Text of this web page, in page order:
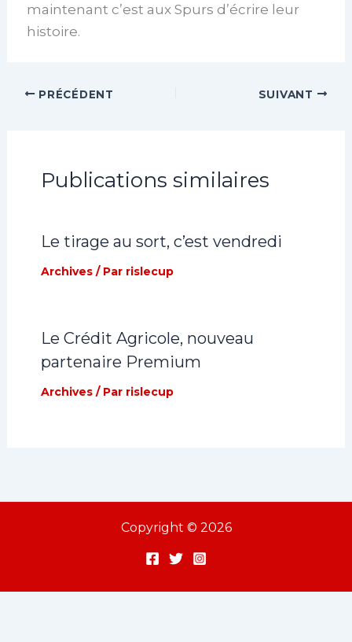
maintenant c’est aux Spurs d’écrire leur
histoire.
PRÉCÉDENT SUIVANT
Publications similaires
Le tirage au sort, c’est vendredi
Archives/ Par rislecup
Le Crédit Agricole, nouveau
partenaire Premium
Archives/ Par rislecup
Copyright © 2026